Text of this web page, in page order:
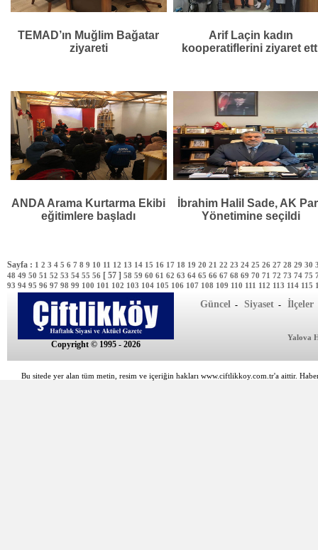
TEMAD’ın Muğlim Bağatar
ziyareti
Arif Laçin kadın
kooperatiflerini ziyaret
ANDA Arama Kurtarma Ekibi
eğitimlere başladı
İbrahim Halil Sade, AK
Yönetimine seçildi
Sayfa : 1 2 3 4 5 6 7 8 9 10 11 12 13 14 15 16 17 18 19 20 21 22 23 24 25 26 27 28 29 30
48 49 50 51 52 53 54 55 56 [ 57 ] 58 59 60 61 62 63 64 65 66 67 68 69 70 71 72 73 74 75
93 94 95 96 97 98 99 100 101 102 103 104 105 106 107 108 109 110 111 112 113 114 115
Copyright © 1995 - 2026
Güncel -Siyaset -İlçeler
Yalova
Bu sitede yer alan tüm metin, resim ve içeriğin hakları www.ciftlikkoy.com.tr'a aittir.